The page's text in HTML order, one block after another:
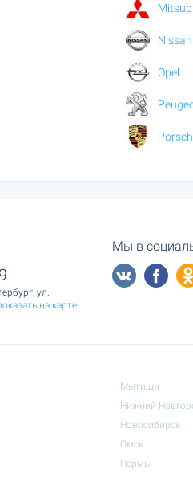
Nissan
Opel
ул.
на карте
Мы в
Мытищи
Нижний
Новосибирск
Омск
Пермь